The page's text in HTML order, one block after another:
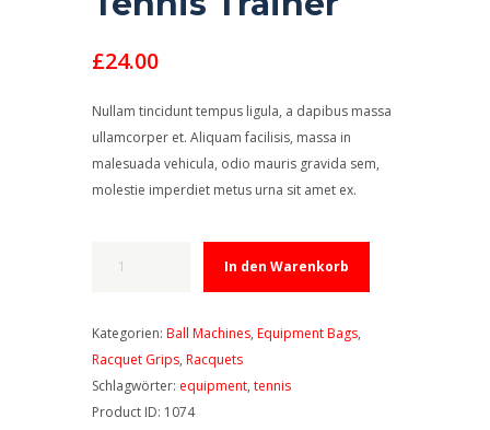
£24.00
Nullam tincidunt tempus ligula, a dapibus massa
ullamcorper et. Aliquam facilisis, massa in
malesuada vehicula, odio mauris gravida sem,
molestie imperdiet metus urna sit amet ex.
Drill
Tennis
Trainer
Menge
In den Warenkorb
Kategorien: Ball Machines, Equipment Bags,
Racquet Grips, Racquets
Schlagwörter: equipment, tennis
Product ID: 1074